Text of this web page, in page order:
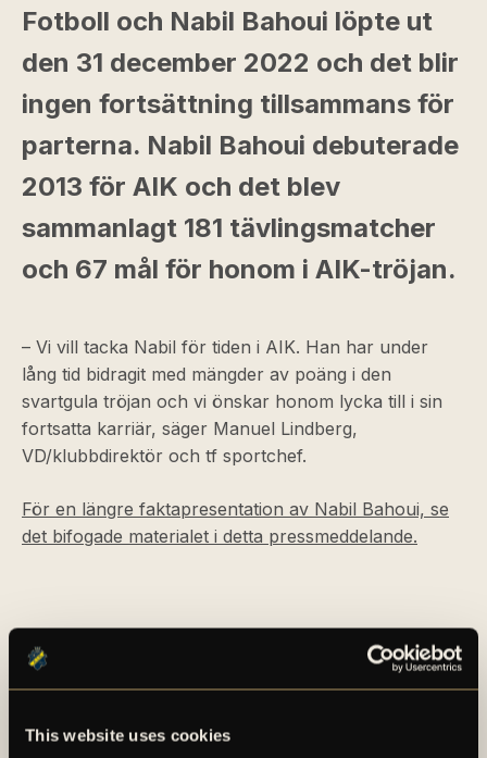
This website uses cookies
Fotboll och Nabil Bahoui löpte ut
den 31 december 2022 och det blir
ingen fortsättning tillsammans för
parterna. Nabil Bahoui debuterade
2013 för AIK och det blev
sammanlagt 181 tävlingsmatcher
och 67 mål för honom i AIK-tröjan.
– Vi vill tacka Nabil för tiden i AIK. Han har under
lång tid bidragit med mängder av poäng i den
svartgula tröjan och vi önskar honom lycka till i sin
fortsatta karriär, säger Manuel Lindberg,
VD/klubbdirektör och tf sportchef.
För en längre faktapresentation av Nabil Bahoui, se
det bifogade materialet i detta pressmeddelande.